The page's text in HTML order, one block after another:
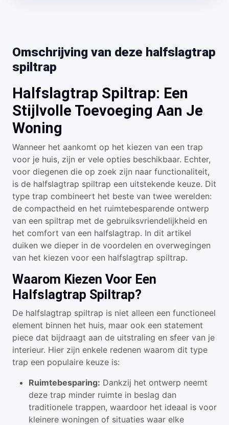
Omschrijving van deze halfslagtrap
spiltrap
Halfslagtrap Spiltrap: Een
Stijlvolle Toevoeging Aan Je
Woning
Wanneer het aankomt op het kiezen van een trap
voor je huis, zijn er vele opties beschikbaar. Echter,
voor diegenen die op zoek zijn naar functionaliteit,
is de halfslagtrap spiltrap een uitstekende keuze. Dit
type trap combineert het beste van twee werelden:
de compactheid en het ruimtebesparende ontwerp
van een spiltrap met de gebruiksvriendelijkheid en
het comfort van een halfslagtrap. In dit artikel
duiken we dieper in de voordelen en overwegingen
van het kiezen voor een halfslagtrap spiltrap.
Waarom Kiezen Voor Een
Halfslagtrap Spiltrap?
De halfslagtrap spiltrap is niet alleen een functioneel
element binnen het huis, maar ook een statement
piece dat bijdraagt aan de uitstraling en sfeer van je
interieur. Hier zijn enkele redenen waarom dit type
trap een populaire keuze is:
Ruimtebesparing: Dankzij het ontwerp neemt
deze trap minder ruimte in beslag dan
traditionele trappen, waardoor het ideaal is voor
kleinere woningen of situaties waar elke